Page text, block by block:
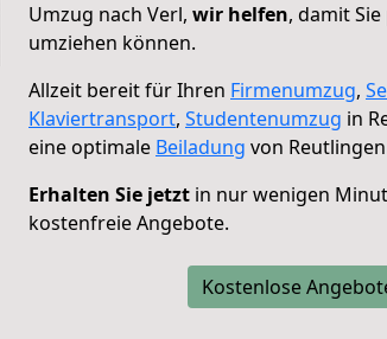
Umzug nach Verl, wir helfen, damit
umziehen können.
Allzeit bereit für Ihren Firmenumzug,
Klaviertransport, Studentenumzug in
eine optimale Beiladung von
Erhalten Sie jetzt in nur wenigen
kostenfreie Angebote.
Kostenlose